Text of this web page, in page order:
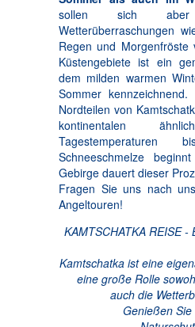
sollen sich
Wetterüberraschungen
Regen und
Küstengebiete ist ein
dem milden warmen
Sommer
Nordteilen von
kontinentalen
Schneeschmelze
Gebirge dauert dieser
Fragen Sie uns nach
Angeltouren!
KAMTSCHATKA REISE -
Kamtschatka ist eine
eine große Rolle
auch die
Genießen